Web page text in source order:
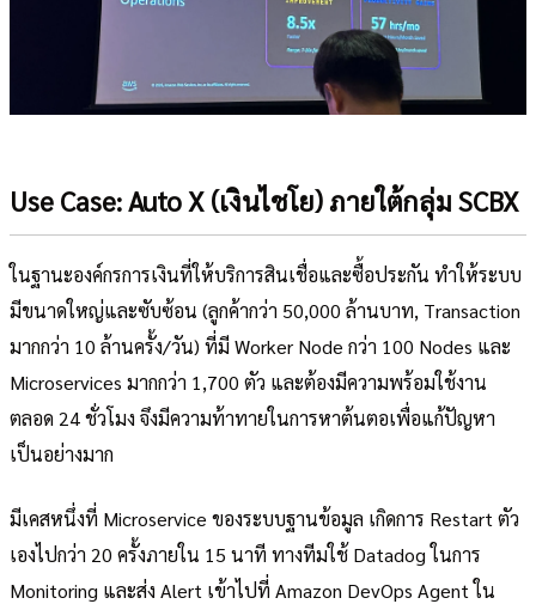
Use Case: Auto X (เงินไชโย) ภายใต้กลุ่ม SCBX
ในฐานะองค์กรการเงินที่ให้บริการสินเชื่อและซื้อประกัน ทำให้ระบบ
มีขนาดใหญ่และซับซ้อน (ลูกค้ากว่า 50,000 ล้านบาท, Transaction
มากกว่า 10 ล้านครั้ง/วัน) ที่มี Worker Node กว่า 100 Nodes และ
Microservices มากกว่า 1,700 ตัว และต้องมีความพร้อมใช้งาน
ตลอด 24 ชั่วโมง จึงมีความท้าทายในการหาต้นตอเพื่อแก้ปัญหา
เป็นอย่างมาก
มีเคสหนึ่งที่ Microservice ของระบบฐานข้อมูล เกิดการ Restart ตัว
เองไปกว่า 20 ครั้งภายใน 15 นาที ทางทีมใช้ Datadog ในการ
Monitoring และส่ง Alert เข้าไปที่ Amazon DevOps Agent ใน